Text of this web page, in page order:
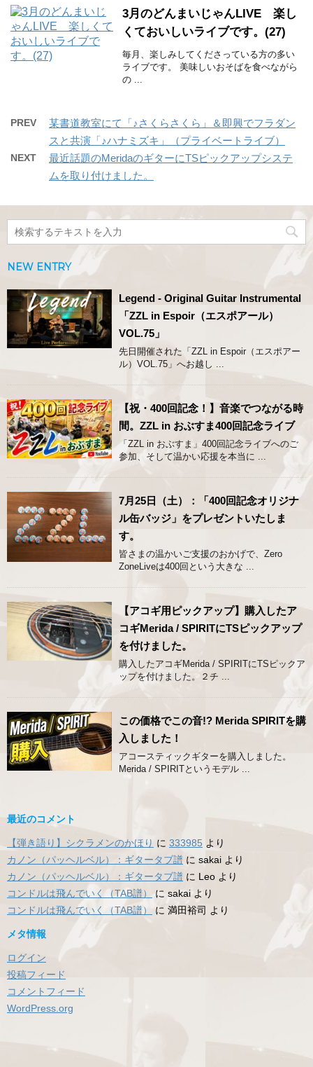
3月のどんまいじゃんLIVE 楽し
くておいしいライブです。(27)
毎月、楽しみしてくださっている方の多い
ライブです。 美味しいおそばを食べながら
の ...
PREV
某書道教室にて「♪さくらさくら」＆即興でフラダン
スと共演「♪ハナミズキ」（プライベートライブ）
NEXT
最近話題のMeridaのギターにTSピックアップシステ
ムを取り付けました。
NEW ENTRY
Legend - Original Guitar Instrumental
「ZZL in Espoir（エスポアール）
VOL.75」
先日開催された「ZZL in Espoir（エスポアー
ル）VOL.75」へお越し ...
【祝・400回記念！】音楽でつながる時
間。ZZL in おぶすま400回記念ライブ
「ZZL in おぶすま」400回記念ライブへのご
参加、そして温かい応援を本当に ...
7月25日（土）：「400回記念オリジナ
ル缶バッジ」をプレゼントいたしま
す。
皆さまの温かいご支援のおかげで、Zero
ZoneLiveは400回という大きな ...
【アコギ用ピックアップ】購入したア
コギMerida / SPIRITにTSピックアップ
を付けました。
購入したアコギMerida / SPIRITにTSピックア
ップを付けました。２チ ...
この価格でこの音!? Merida SPIRITを購
入しました！
アコースティックギターを購入しました。
Merida / SPIRITというモデル ...
最近のコメント
【弾き語り】シクラメンのかほり に 333985 より
カノン（パッヘルベル）：ギタータブ譜 に sakai より
カノン（パッヘルベル）：ギタータブ譜 に Leo より
コンドルは飛んでいく（TAB譜）
に sakai より
コンドルは飛んでいく（TAB譜）
に 満田裕司 より
メタ情報
ログイン
投稿フィード
コメントフィード
WordPress.org